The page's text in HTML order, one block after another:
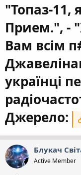
"Топаз-11,
Прием.", -
Вам всім
українці
Джерело:
Блукач
Active Member